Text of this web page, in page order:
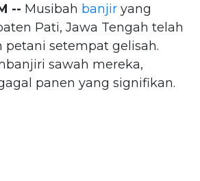
-- Musibah banjir yang
Pati, Jawa Tengah telah
setempat gelisah.
sawah mereka,
panen yang signifikan.